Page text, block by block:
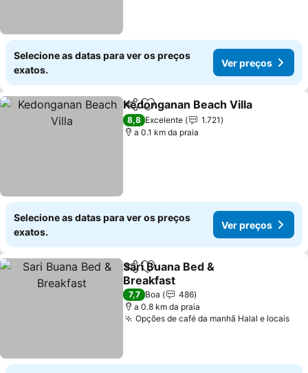
Selecione as datas para ver os preços
exatos.
Ver preços
PartilharAdicionar aos favoritos
Kedonganan Beach Villa
8,8 Excelente
1.721
a 0.1 km da praia
Selecione as datas para ver os preços
exatos.
Ver preços
PartilharAdicionar aos favoritos
Sari Buana Bed &
Breakfast
7,7 Boa
486
a 0.8 km da praia
Opções de café da manhã Halal e locais